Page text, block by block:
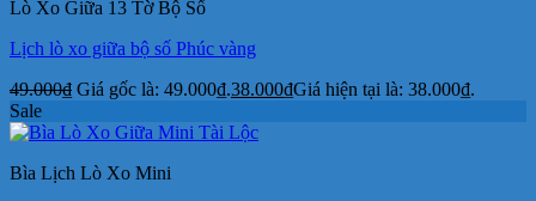
Lò Xo Giữa 13 Tờ Bộ Số
Lịch lò xo giữa bộ số Phúc vàng
49.000₫ Giá gốc là: 49.000₫.38.000₫Giá hiện tại là: 38.000₫.
Sale
Bìa Lịch Lò Xo Mini